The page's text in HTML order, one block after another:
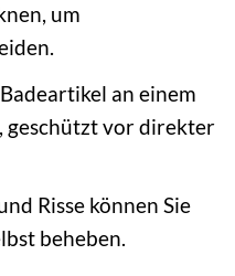
um
an einem
geschützt vor direkter
Risse können Sie
beheben.